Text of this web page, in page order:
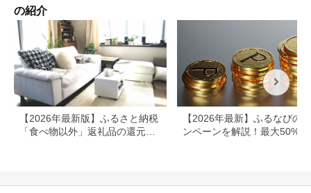
の紹介
【2026年最新版】ふるさと納税
「食べ物以外」返礼品の還元率
【2026年最新】ふるなびの
ンペーンを解説！最大50%還